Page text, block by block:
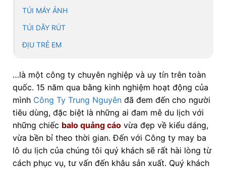
TÚI MÁY ẢNH
TÚI DÂY RÚT
ĐỊU TRẺ EM
…là một công ty chuyên nghiệp và uy tín trên toàn
quốc. 15 năm qua bằng kinh nghiệm hoạt động của
mình Công Ty Trung Nguyênđã đem đến cho người
tiêu dùng, đặc biệt là những ai đam mê du lịch với
những chiếc balo quảng cáovừa đẹp về kiểu dáng,
vừa bền bỉ theo thời gian. Đến với Công ty may ba
lô du lịch của chúng tôi quý khách sẽ rất hài lòng từ
cách phục vụ, tư vấn đến khâu sản xuất. Quý khách